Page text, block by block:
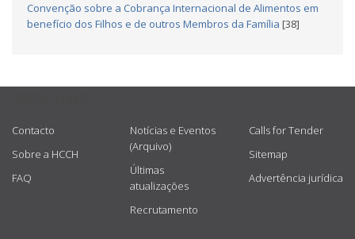
Convenção sobre a Cobrança Internacional de Alimentos em
benefício dos Filhos e de outros Membros da Família [38]
Contacto
Sobre a HCCH
FAQ
Notícias e Eventos
(Arquivo)
Últimas
atualizações
Recrutamento
Calls for Tender
Sitemap
Advertência jurídica